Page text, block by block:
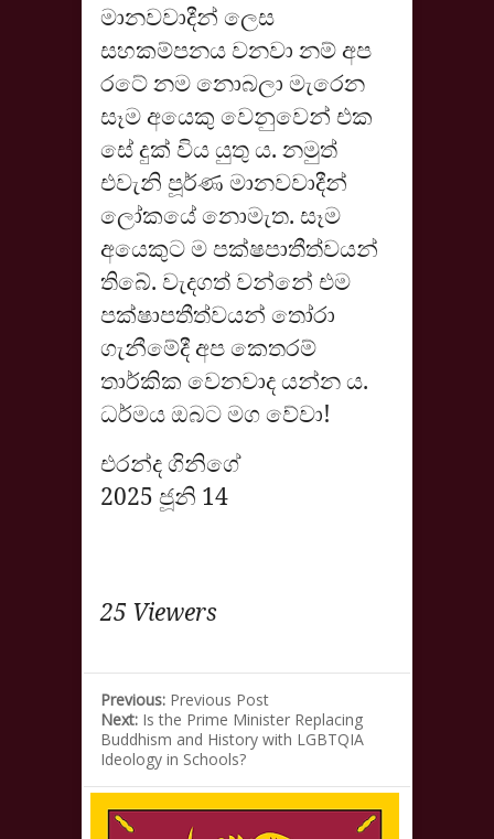
මානවවාදීන් ලෙස
සහකම්පනය වනවා නම් අප
රටේ නම නොබලා මැරෙන
සෑම අයෙකු වෙනුවෙන් එක
සේ දුක් විය යුතු ය. නමුත්
එවැනි පූර්ණ මානවවාදීන්
ලෝකයේ නොමැත. සෑම
අයෙකුට ම පක්ෂපාතීත්වයන්
තිබේ. වැදගත් වන්නේ එම
පක්ෂාපතීත්වයන් තෝරා
ගැනීමේදී අප කෙතරම්
තාර්කික වෙනවාද යන්න ය.
ධර්මය ඔබට මග වේවා!
එරන්ද ගිනිගේ
2025 ජූනි 14
25 Viewers
Previous: Previous Post
Next: Is the Prime Minister Replacing
Buddhism and History with LGBTQIA
Ideology in Schools?